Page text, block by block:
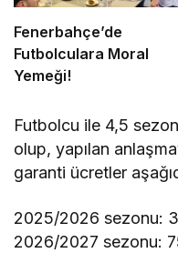
Fenerbahçe’de
Futbolculara Moral
Yemeği!
Futbolcu ile 4,5
olup, yapılan
garanti ücretler
2025/2026 sezonu:
2026/2027 sezonu: